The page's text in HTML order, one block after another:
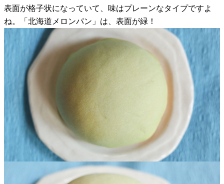
表面が格子状になっていて、味はプレーンなタイプですよ
ね。「北海道メロンパン」は、表面が緑！